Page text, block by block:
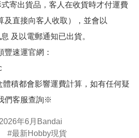
寄出貨品，客人在收貨時才付運費
及直接向客人收取），並會以
及以電郵通知已出貨。
豐速運官網：
積都會影響運費計算，如有任何疑
們客服查詢※
年6月Bandai
最新Hobby現貨